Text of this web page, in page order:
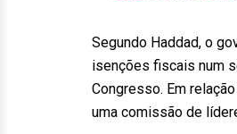
Segundo Haddad, o
isenções fiscais num
Congresso. Em
uma comissão de